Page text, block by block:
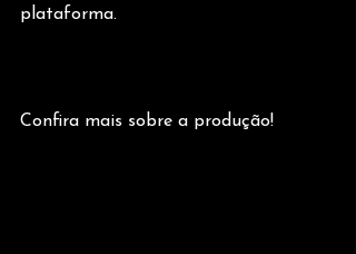
plataforma.
Confira mais sobre a produção!